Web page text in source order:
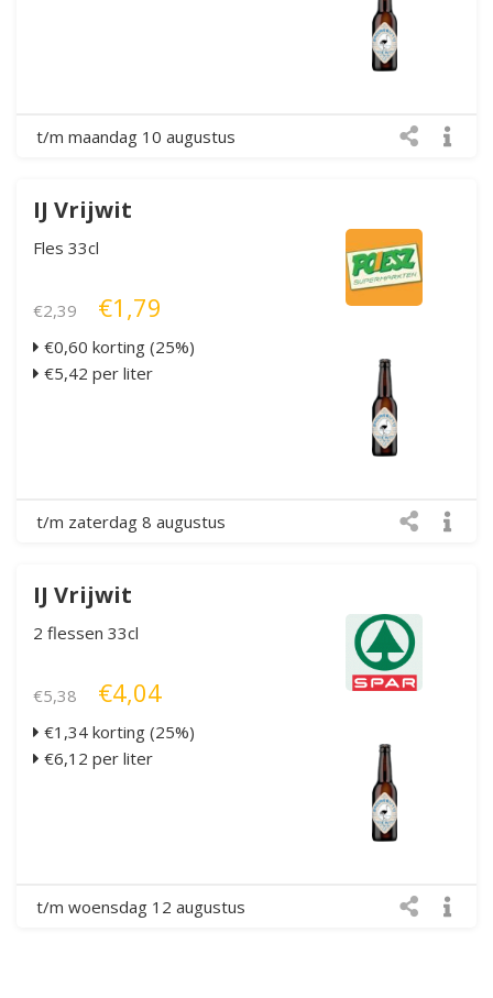
t/m maandag 10 augustus
IJ Vrijwit
Fles 33cl
€2,39 €1,79
€0,60 korting (25%)
€5,42 per liter
t/m zaterdag 8 augustus
IJ Vrijwit
2 flessen 33cl
€5,38 €4,04
€1,34 korting (25%)
€6,12 per liter
t/m woensdag 12 augustus